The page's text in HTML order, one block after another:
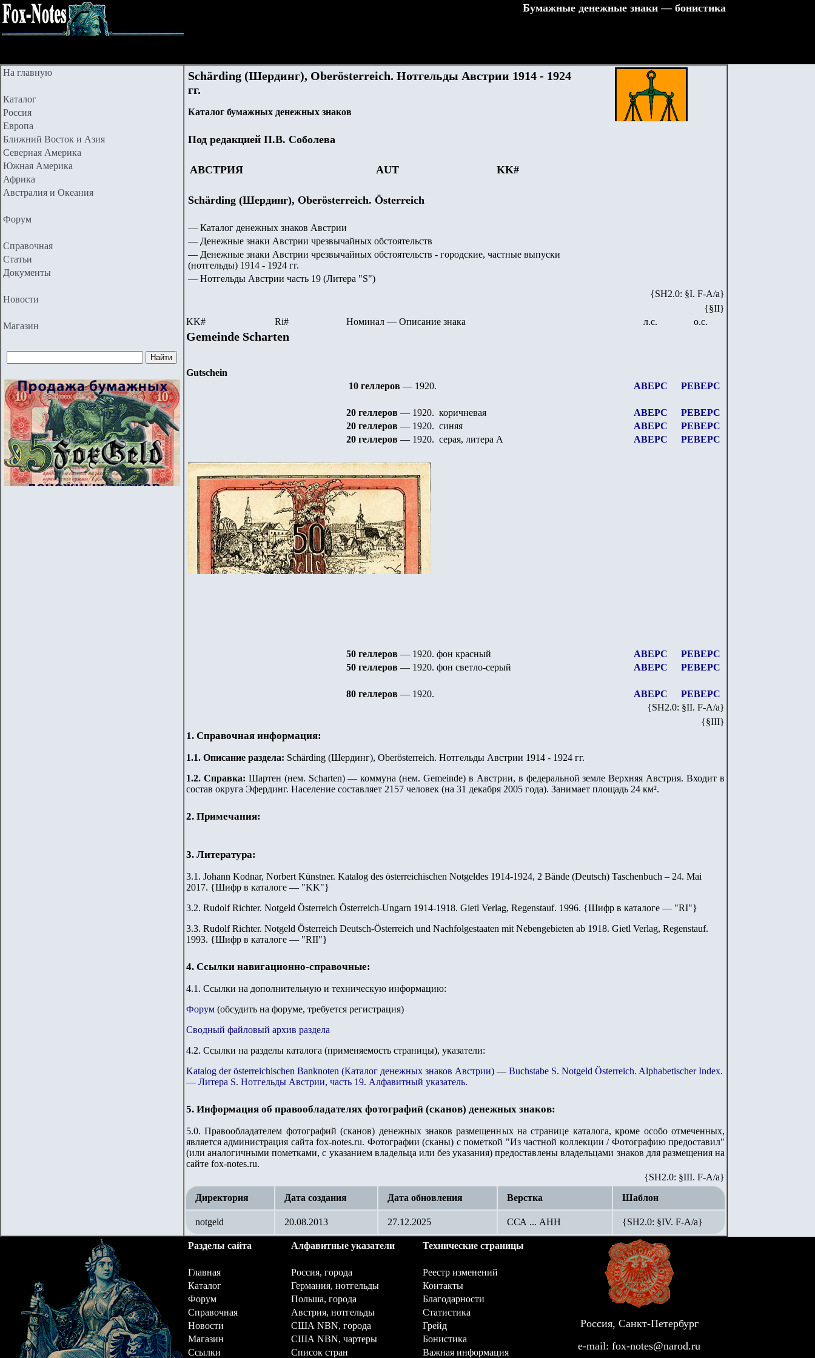
Бумажные денежные знаки — бонистика
На главную
Каталог
Россия
Европа
Ближний Восток и Азия
Северная Америка
Южная Америка
Африка
Австралия и Океания
Форум
Справочная
Статьи
Документы
Новости
Магазин
Schärding (Шердинг), Oberösterreich. Нотгельды Австрии 1914 - 1924
гг.
Каталог бумажных денежных знаков
Под редакцией П.В. Соболева
АВСТРИЯ AUT KK#
Schärding (Шердинг), Oberösterreich. Österreich
— Каталог денежных знаков Австрии
— Денежные знаки Австрии чрезвычайных обстоятельств
— Денежные знаки Австрии чрезвычайных обстоятельств - городские, частные выпуски
(нотгельды) 1914 - 1924 гг.
— Нотгельды Австрии часть 19 (Литера "S")
{SH2.0: §I. F-А/а}
{§II}
KK# Ri# Номинал — Описание знака л.с. о.с.
Gemeinde Scharten
Gutschein
10 геллеров — 1920. АВЕРС РЕВЕРС
20 геллеров — 1920. коричневая АВЕРС
РЕВЕРС
20 геллеров — 1920. синяя АВЕРС
РЕВЕРС
20 геллеров — 1920. серая, литера А АВЕРС РЕВЕРС
50 геллеров — 1920. фон красный АВЕРС
РЕВЕРС
50 геллеров — 1920. фон светло-серый АВЕРС РЕВЕРС
80 геллеров — 1920. АВЕРС
РЕВЕРС
{SH2.0: §II. F-A/a}
{§III}
1. Справочная информация:
1.1. Описание раздела: Schärding (Шердинг), Oberösterreich. Нотгельды Австрии 1914 - 1924 гг.
1.2. Справка: Шартен (нем. Scharten) — коммуна (нем. Gemeinde) в Австрии, в федеральной земле Верхняя Австрия. Входит в
состав округа Эфердинг. Население составляет 2157 человек (на 31 декабря 2005 года). Занимает площадь 24 км².
2. Примечания:
3. Литература:
3.1. Johann Kodnar, Norbert Künstner. Katalog des österreichischen Notgeldes 1914-1924, 2 Bände (Deutsch) Taschenbuch – 24. Mai
2017. {Шифр в каталоге — "KK"}
3.2. Rudolf Richter. Notgeld Österreich Österreich-Ungarn 1914-1918. Gietl Verlag, Regenstauf. 1996. {Шифр в каталоге — "RI"}
3.3. Rudolf Richter. Notgeld Österreich Deutsch-Österreich und Nachfolgestaaten mit Nebengebieten ab 1918. Gietl Verlag, Regenstauf.
1993. {Шифр в каталоге — "RII"}
4. Ссылки навигационно-справочные:
4.1. Ссылки на дополнительную и техническую информацию:
Форум (обсудить на форуме, требуется регистрация)
Сводный файловый архив раздела
4.2. Ссылки на разделы каталога (применяемость страницы), указатели:
Katalog der österreichischen Banknoten (Каталог денежных знаков Австрии) — Buchstabe S. Notgeld Österreich. Alphabetischer Index.
— Литера S. Нотгельды Австрии, часть 19. Алфавитный указатель.
5. Информация об правообладателях фотографий (сканов) денежных знаков:
5.0. Правообладателем фотографий (сканов) денежных знаков размещенных на странице каталога, кроме особо отмеченных,
является администрация сайта fox-notes.ru. Фотографии (сканы) с пометкой "Из частной коллекции / Фотографию предоставил"
(или аналогичными пометками, с указанием владельца или без указания) предоставлены владельцами знаков для размещения на
сайте fox-notes.ru.
{SH2.0: §III. F-A/а}
Директория
Дата создания Дата обновления Верстка Шаблон
notgeld 20.08.2013 27.12.2025 ССА ... АНН {SH2.0: §IV. F-А/а}
Разделы сайта Алфавитные указатели Технические страницы
Главная Россия, города
Реестр изменений
Каталог
Германия, нотгельды
Контакты
Форум
Польша, города
Благодарности
Справочная
Австрия, нотгельды
Статистика
Новости
США NBN, города
Грейд
Магазин
США NBN, чартеры
Бонистика
Ссылки
Список стран Важная информация
Россия, Санкт-Петербург
e-mail: fox-notes@narod.ru